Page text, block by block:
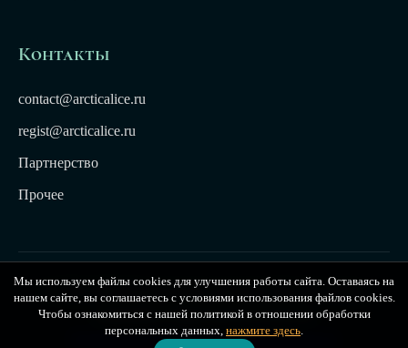
Контакты
contact@arcticalice.ru
regist@arcticalice.ru
Партнерство
Прочее
© 2022-2026 Издательство Арктики Лёд. Все права
защищены. Издательство Arctic Ice
Публичная оферта|Политика конфиденциальности
Мы используем файлы cookies для улучшения работы сайта. Оставаясь на
нашем сайте, вы соглашаетесь с условиями использования файлов cookies.
Чтобы ознакомиться с нашей политикой в отношении обработки
персональных данных, нажмите здесь.